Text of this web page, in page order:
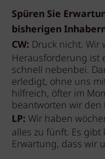
Spüren Sie
bisherigen
CW: Druck nicht.
Herausforderung ist
schnell nebenbei.
erledigt, ohne uns
hilfreich, öfter im
beantworten wir den
LP: Wir haben
alles zu fünft. Es
Erwartung, dass wir